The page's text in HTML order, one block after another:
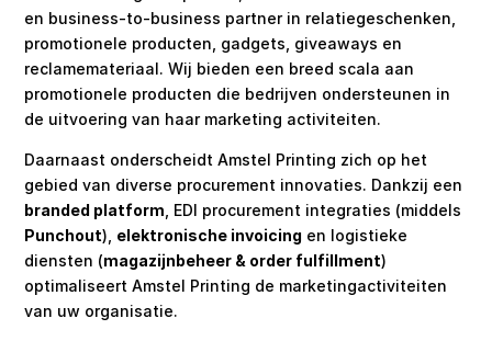
en business-to-business partner in relatiegeschenken,
promotionele producten, gadgets, giveaways en
reclamemateriaal. Wij bieden een breed scala aan
promotionele producten die bedrijven ondersteunen in
de uitvoering van haar marketing activiteiten.
Daarnaast onderscheidt Amstel Printing zich op het
gebied van diverse procurement innovaties. Dankzij een
branded platform , EDI procurement integraties (middels
Punchout), elektronische invoicing en logistieke
diensten (magazijnbeheer & order fulfillment)
optimaliseert Amstel Printing de marketingactiviteiten
van uw organisatie.